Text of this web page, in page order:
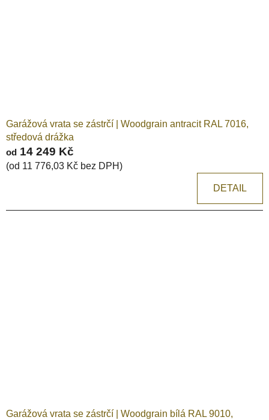
Garážová vrata se zástrčí | Woodgrain antracit RAL 7016,
středová drážka
od 14 249 Kč
(od 11 776,03 Kč bez DPH)
DETAIL
Garážová vrata se zástrčí | Woodgrain bílá RAL 9010,